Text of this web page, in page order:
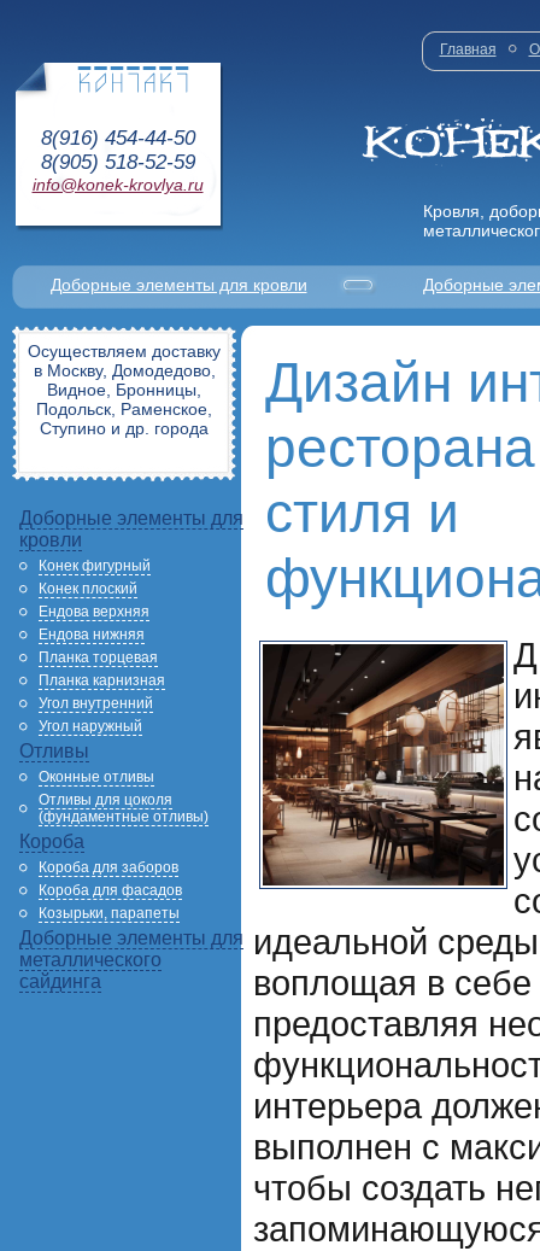
8(916) 454-44-50
8(905) 518-52-59
info@konek-krovlya.ru
Главная О
Кровля,
Доборные элементы для кровли Доборные
Осуществляем доставку
в Москву, Домодедово,
Видное, Бронницы,
Подольск, Раменское,
Ступино и др. города
Доборные элементы для
кровли
Конек фигурный
Конек плоский
Ендова верхняя
Ендова нижняя
Планка торцевая
Планка карнизная
Угол внутренний
Угол наружный
Отливы
Оконные отливы
Отливы для цоколя
(фундаментные отливы)
Короба
Короба для заборов
Короба для фасадов
Козырьки, парапеты
Доборные элементы для
металлического
сайдинга
Дизайн
стиля и
идеальной
воплощая в
предоставляя
интерьера
выполнен с
чтобы создать